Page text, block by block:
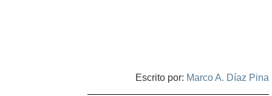
Escrito por: Marco A. Díaz Pina